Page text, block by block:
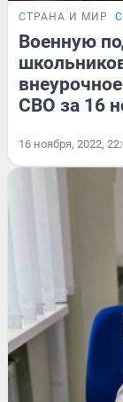
СТРАНА И МИР
Военную
СВО за 16
16 ноября, 2022,